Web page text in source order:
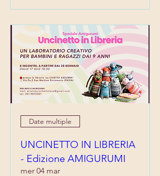
Date multiple
UNCINETTO IN LIBRERIA
- Edizione AMIGURUMI
mer 04 mar